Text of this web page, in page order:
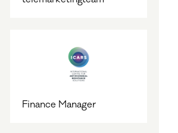
Finance Manager